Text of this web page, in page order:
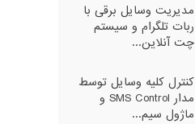
مدیریت وسایل برقی با
ربات تلگرام و سیستم
چت آنلاین...
کنترل کلیه وسایل توسط
مدار SMS Control و
ماژول سیم...